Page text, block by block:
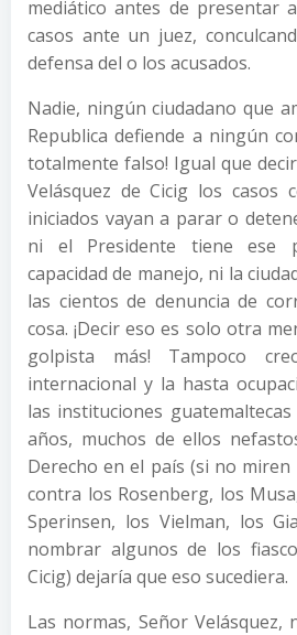
mediático antes de presentar
casos ante un juez,
defensa del o los acusados.
Nadie, ningún ciudadano que
Republica defiende a ningún
totalmente falso! Igual que
Velásquez de Cicig los casos
iniciados vayan a parar o
ni el Presidente tiene ese
capacidad de manejo, ni la
las cientos de denuncia de
cosa. ¡Decir eso es solo otra
golpista más! Tampoco
internacional y la hasta
las instituciones
años, muchos de ellos
Derecho en el país (si no miren
contra los Rosenberg, los
Sperinsen, los Vielman, los
nombrar algunos de los
Cicig) dejaría que eso sucediera.
Las normas, Señor